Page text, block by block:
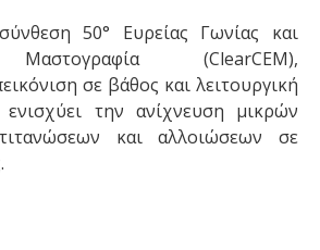
50° Ευρείας Γωνίας και
Μαστογραφία (ClearCEM),
σε βάθος και λειτουργική
την ανίχνευση μικρών
και αλλοιώσεων σε